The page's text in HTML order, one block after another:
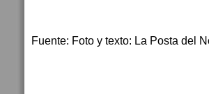
Fuente: Foto y texto: La Posta del